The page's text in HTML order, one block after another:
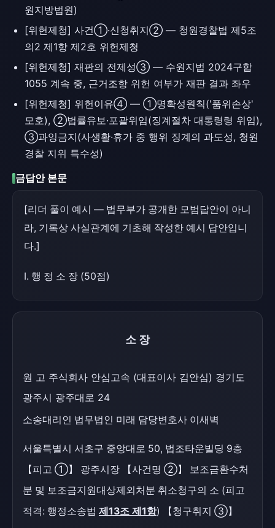
원지방법원)
[위헌제청] 사건①·신청취지② — 청원경찰법 제5조
의2 제1항 제2호 위헌제청
[위헌제청] 재판의 전제성③ — 수원지법 2024구합
1055 계속 중, 근거조항 위헌 여부가 재판 결과 좌우
[위헌제청] 위헌이유④ — ①명확성원칙('품위손상'
모호), ②법률유보·포괄위임(징계절차 대통령령 위임),
③과잉금지(사생활·휴가 중 행위 징계의 과도성, 청원
경찰 지위 특수성)
금답안 본문
[리더 풀이 예시 — 법무부가 공개한 모범답안이 아니
라, 기록상 사실관계에 기초해 작성한 예시 답안입니
다.]
Ⅰ. 행 정 소 장 (50점)
소장
원 고 주식회사 안심고속 (대표이사 김안심) 경기도
광주시 광주대로 24
소송대리인 법무법인 미래 담당변호사 이새벽
서울특별시 서초구 중앙대로 50, 법조타운빌딩 9층
【피고 ①】 광주시장 【사건명 ②】 보조금환수처
분 및 보조금지원대상제외처분 취소청구의 소 (피고
적격: 행정소송법 제13조 제1항) 【청구취지 ③】